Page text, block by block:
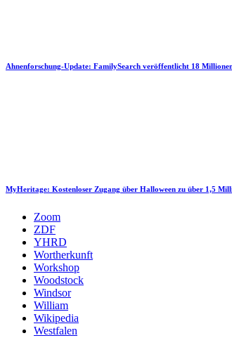
Ahnenforschung-Update: FamilySearch veröffentlicht 18
MyHeritage: Kostenloser Zugang über Halloween zu über 1,5
Zoom
ZDF
YHRD
Wortherkunft
Workshop
Woodstock
Windsor
William
Wikipedia
Westfalen